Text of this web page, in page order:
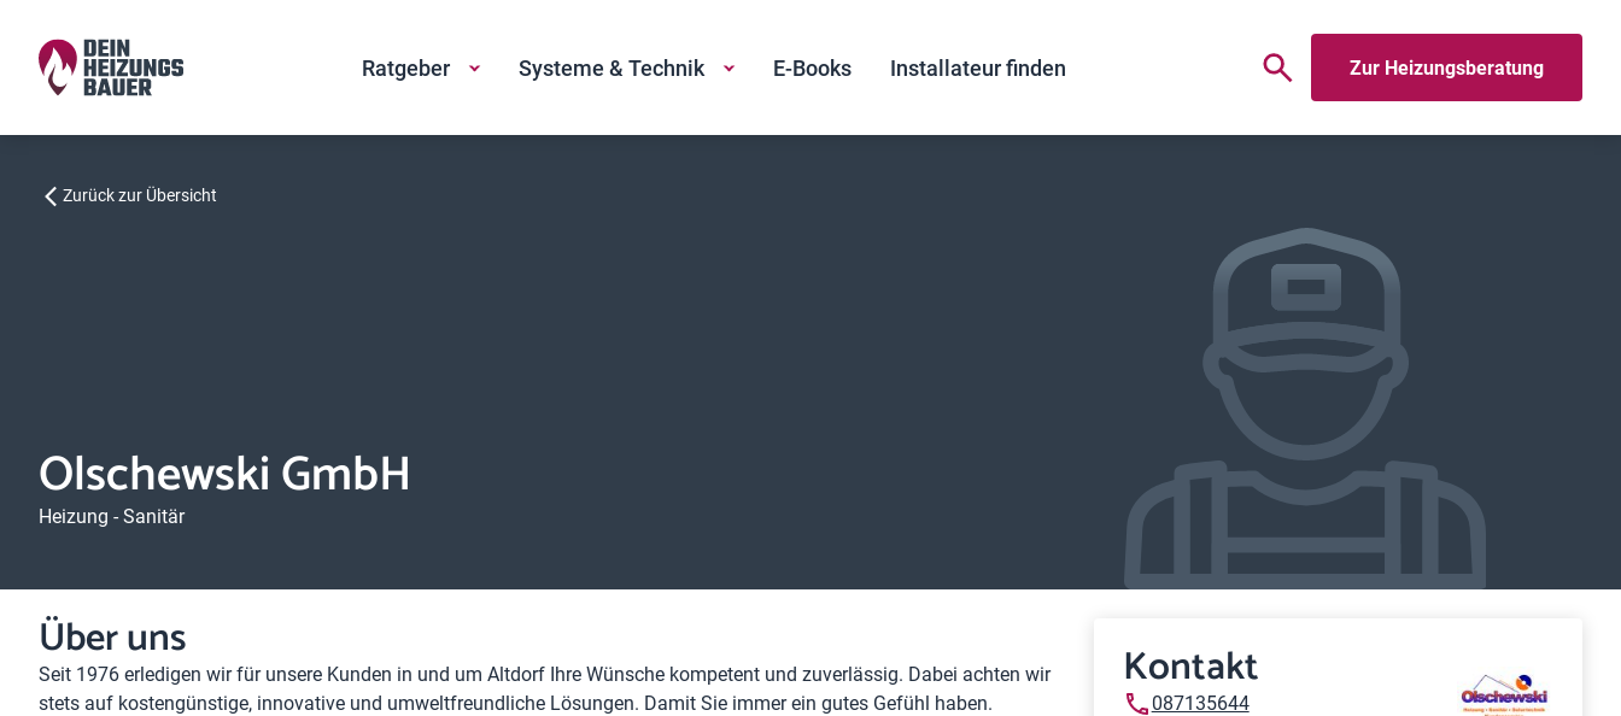
Ratgeber Systeme & Technik E-Books Installateur finden Zur Heizungsberatung
Zurück zur Übersicht
Olschewski GmbH
Heizung - Sanitär
Über uns
Seit 1976 erledigen wir für unsere Kunden in und um Altdorf Ihre Wünsche kompetent und zuverlässig. Dabei achten wir
stets auf kostengünstige, innovative und umweltfreundliche Lösungen. Damit Sie immer ein gutes Gefühl haben.
Kontakt
087135644